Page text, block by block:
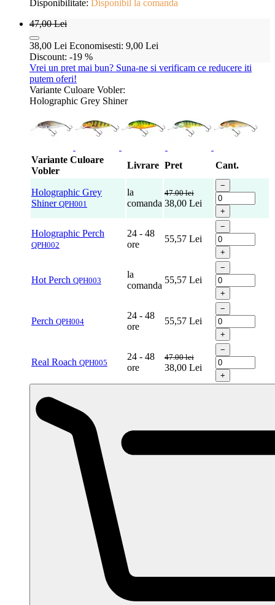
Disponibilitate: Disponibil la comanda
47,00 Lei
38,00 Lei Economisesti: 9,00 Lei
Discount: -19 %
Vrei un pret mai bun? Suna-ne si verificam ce reducere iti
putem oferi!
Variante Culoare Vobler:
Holographic Grey Shiner
Variante Culoare
Vobler
Livrare Pret Cant.
Holographic Grey
Shiner QPH001
la
comanda
47.00 lei
38,00 Lei
−
+
Holographic Perch
QPH002
24 - 48
ore
55,57 Lei
−
+
Hot Perch QPH003
la
comanda
55,57 Lei
−
+
Perch QPH004
24 - 48
ore
55,57 Lei
−
+
Real Roach QPH005
24 - 48
ore
47.00 lei
38,00 Lei
−
+